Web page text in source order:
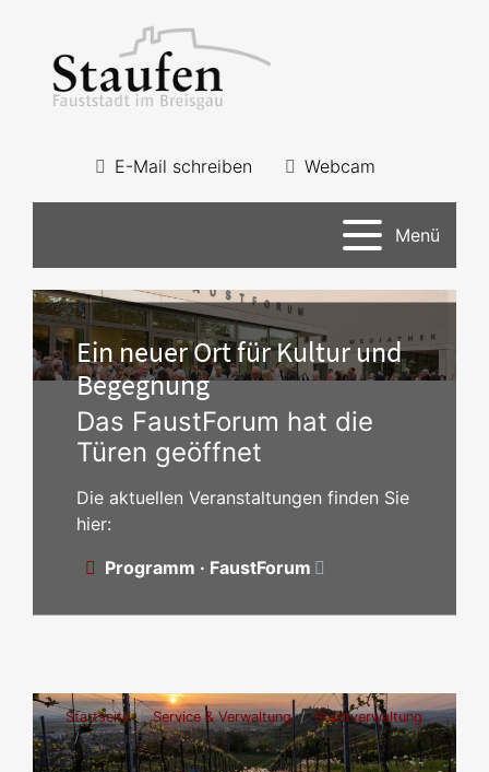
E-Mail schreiben Webcam
Menü
Ein neuer Ort für Kultur und
Begegnung
Das FaustForum hat die
Türen geöffnet
Die aktuellen Veranstaltungen finden Sie
hier:
Programm · FaustForum
Startseite Service & Verwaltung
Stadtverwaltung
Leistungen